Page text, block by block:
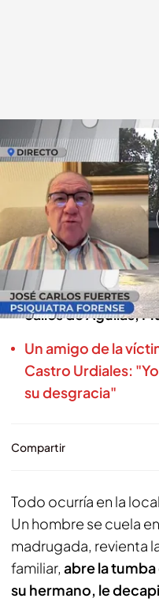
José Carlos Fuertes, psiquiatra
En boca de todos
18 JUL 2024 - 14:29h.
Un hombre
muerto y le
Tras cortarle la
calles de Águilas,
Un amigo de la
Castro Urdiales:
su desgracia"
Compartir
Todo ocurría en la
Un hombre se cuela
madrugada, revienta
familiar, abre la
su hermano, le